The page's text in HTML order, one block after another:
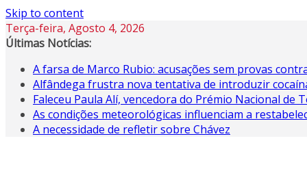
Skip to content
Terça-feira, Agosto 4, 2026
Últimas Notícias:
A farsa de Marco Rubio: acusações sem provas
Alfândega frustra nova tentativa de introduzir
Faleceu Paula Alí, vencedora do Prémio Nacional de
As condições meteorológicas influenciam a
A necessidade de refletir sobre Chávez